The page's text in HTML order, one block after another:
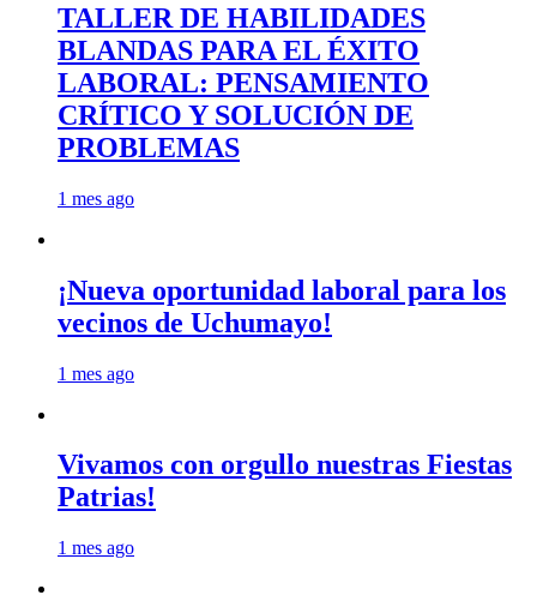
TALLER DE HABILIDADES
BLANDAS PARA EL ÉXITO
LABORAL: PENSAMIENTO
CRÍTICO Y SOLUCIÓN DE
PROBLEMAS
1 mes ago
¡Nueva oportunidad laboral para los
vecinos de Uchumayo!
1 mes ago
Vivamos con orgullo nuestras Fiestas
Patrias!
1 mes ago